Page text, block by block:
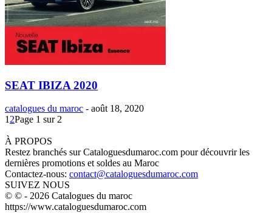
SEAT IBIZA 2020
catalogues du maroc - août 18, 2020
1 2Page 1 sur 2
À PROPOS
Restez branchés sur Cataloguesdumaroc.com pour découvrir les
dernières promotions et soldes au Maroc
Contactez-nous: contact@cataloguesdumaroc.com
SUIVEZ NOUS
© © - 2026 Catalogues du maroc
https://www.cataloguesdumaroc.com